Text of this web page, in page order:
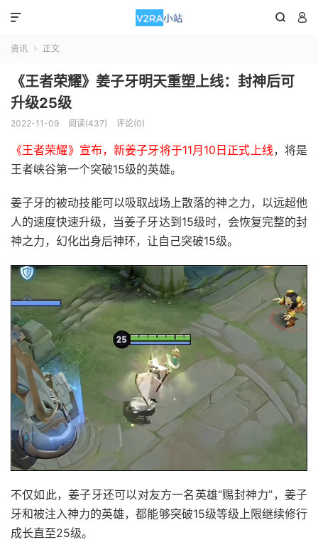
 

资讯  正文
《王者荣耀》姜子牙明天重塑上线：封神后可
升级25级
2022-11-09 阅读(437) 评论(0)
《王者荣耀》宣布，新姜子牙将于11月10日正式上线，将是
王者峡谷第一个突破15级的英雄。
姜子牙的被动技能可以吸取战场上散落的神之力，以远超他
人的速度快速升级，当姜子牙达到15级时，会恢复完整的封
神之力，幻化出身后神环，让自己突破15级。
不仅如此，姜子牙还可以对友方一名英雄“赐封神力”，姜子
牙和被注入神力的英雄，都能够突破15级等级上限继续修行
成长直至25级。